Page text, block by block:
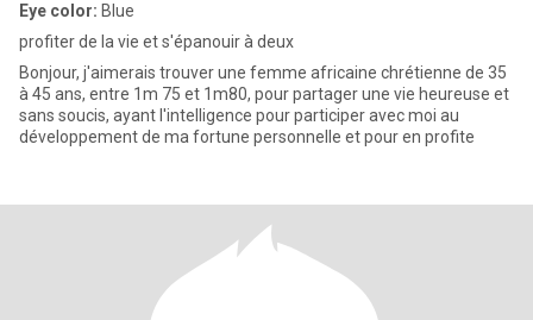
Eye color: Blue
profiter de la vie et s'épanouir à deux
Bonjour, j'aimerais trouver une femme africaine chrétienne de 35
à 45 ans, entre 1m 75 et 1m80, pour partager une vie heureuse et
sans soucis, ayant l'intelligence pour participer avec moi au
développement de ma fortune personnelle et pour en profite